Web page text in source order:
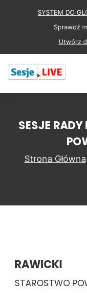
SYSTEM DO
Sprawdź
Utwórz
SESJE
Strona Główna
RAWICKI
STAROSTWO